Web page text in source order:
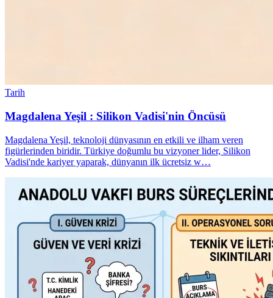
Tarih
Magdalena Yeşil : Silikon Vadisi'nin Öncüsü
Magdalena Yeşil, teknoloji dünyasının en etkili ve ilham veren
figürlerinden biridir. Türkiye doğumlu bu vizyoner lider, Silikon
Vadisi'nde kariyer yaparak, dünyanın ilk ücretsiz w…